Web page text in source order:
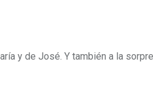
y de José. Y también a la